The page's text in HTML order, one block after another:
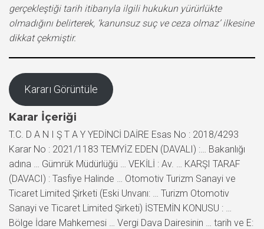
gerçekleştiği tarih itibarıyla ilgili hukukun yürürlükte
olmadığını belirterek, ‘kanunsuz suç ve ceza olmaz’ ilkesine
dikkat çekmiştir.
Kararı Görüntüle
Karar İçeriği
T.C. D A N I Ş T A Y YEDİNCİ DAİRE Esas No : 2018/4293
Karar No : 2021/1183 TEMYİZ EDEN (DAVALI) :… Bakanlığı
adına … Gümrük Müdürlüğü … VEKİLİ : Av. … KARŞI TARAF
(DAVACI) : Tasfiye Halinde … Otomotiv Turizm Sanayi ve
Ticaret Limited Şirketi (Eski Unvanı: … Turizm Otomotiv
Sanayi ve Ticaret Limited Şirketi) İSTEMİN KONUSU : …
Bölge İdare Mahkemesi … Vergi Dava Dairesinin … tarih ve E: